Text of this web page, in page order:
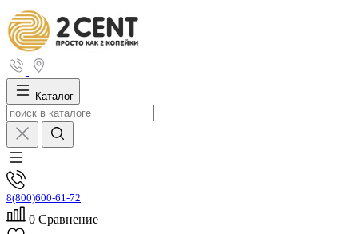
Каталог
8(800)600-61-72
0 Сравнение